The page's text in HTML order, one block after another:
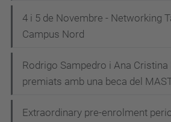
4 i 5 de Novembre - Networking
Campus Nord
Rodrigo Sampedro i Ana Cristina
premiats amb una beca del
Extraordinary pre-enrolment